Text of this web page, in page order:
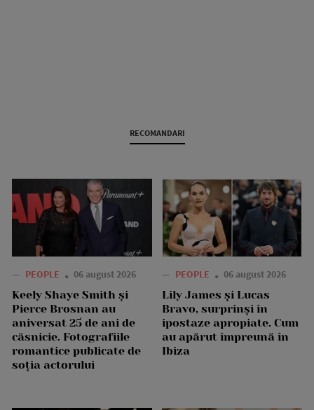
RECOMANDARI
— PEOPLE 06 august 2026
Keely Shaye Smith și
Pierce Brosnan au
aniversat 25 de ani de
căsnicie. Fotografiile
romantice publicate de
soția actorului
— PEOPLE 06 august 2026
Lily James și Lucas
Bravo, surprinși în
ipostaze apropiate. Cum
au apărut împreună în
Ibiza